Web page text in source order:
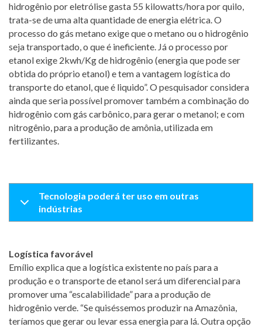
hidrogênio por eletrólise gasta 55 kilowatts/hora por quilo,
trata-se de uma alta quantidade de energia elétrica. O
processo do gás metano exige que o metano ou o hidrogênio
seja transportado, o que é ineficiente. Já o processo por
etanol exige 2kwh/Kg de hidrogênio (energia que pode ser
obtida do próprio etanol) e tem a vantagem logística do
transporte do etanol, que é liquido”. O pesquisador considera
ainda que seria possível promover também a combinação do
hidrogênio com gás carbônico, para gerar o metanol; e com
nitrogênio, para a produção de amônia, utilizada em
fertilizantes.
Tecnologia poderá ter uso em outras
indústrias
Logística favorável
Emílio explica que a logística existente no país para a
produção e o transporte de etanol será um diferencial para
promover uma “escalabilidade” para a produção de
hidrogênio verde. “Se quiséssemos produzir na Amazônia,
teríamos que gerar ou levar essa energia para lá. Outra opção